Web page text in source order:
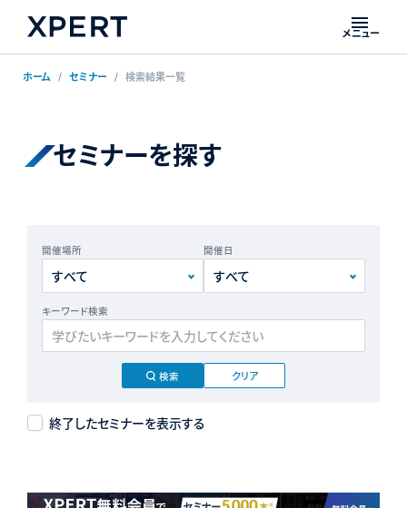
メニュー
ホーム セミナー 検索結果一覧
セミナーを探す
開催場所 開催日
キーワード検索
検索 クリア
終了したセミナーを表示する